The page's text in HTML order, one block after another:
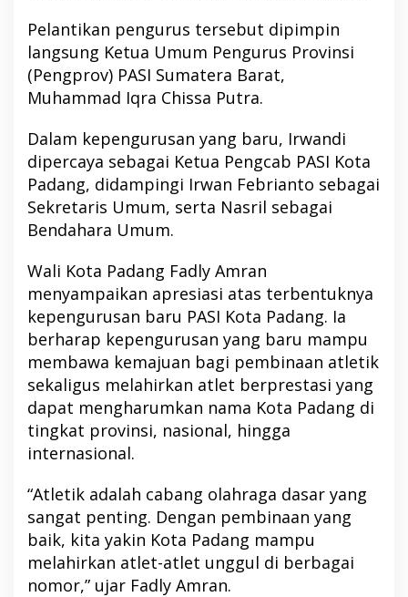
Pelantikan pengurus tersebut dipimpin
langsung Ketua Umum Pengurus Provinsi
(Pengprov) PASI Sumatera Barat,
Muhammad Iqra Chissa Putra.
Dalam kepengurusan yang baru, Irwandi
dipercaya sebagai Ketua Pengcab PASI Kota
Padang, didampingi Irwan Febrianto sebagai
Sekretaris Umum, serta Nasril sebagai
Bendahara Umum.
Wali Kota Padang Fadly Amran
menyampaikan apresiasi atas terbentuknya
kepengurusan baru PASI Kota Padang. Ia
berharap kepengurusan yang baru mampu
membawa kemajuan bagi pembinaan atletik
sekaligus melahirkan atlet berprestasi yang
dapat mengharumkan nama Kota Padang di
tingkat provinsi, nasional, hingga
internasional.
“Atletik adalah cabang olahraga dasar yang
sangat penting. Dengan pembinaan yang
baik, kita yakin Kota Padang mampu
melahirkan atlet-atlet unggul di berbagai
nomor,” ujar Fadly Amran.